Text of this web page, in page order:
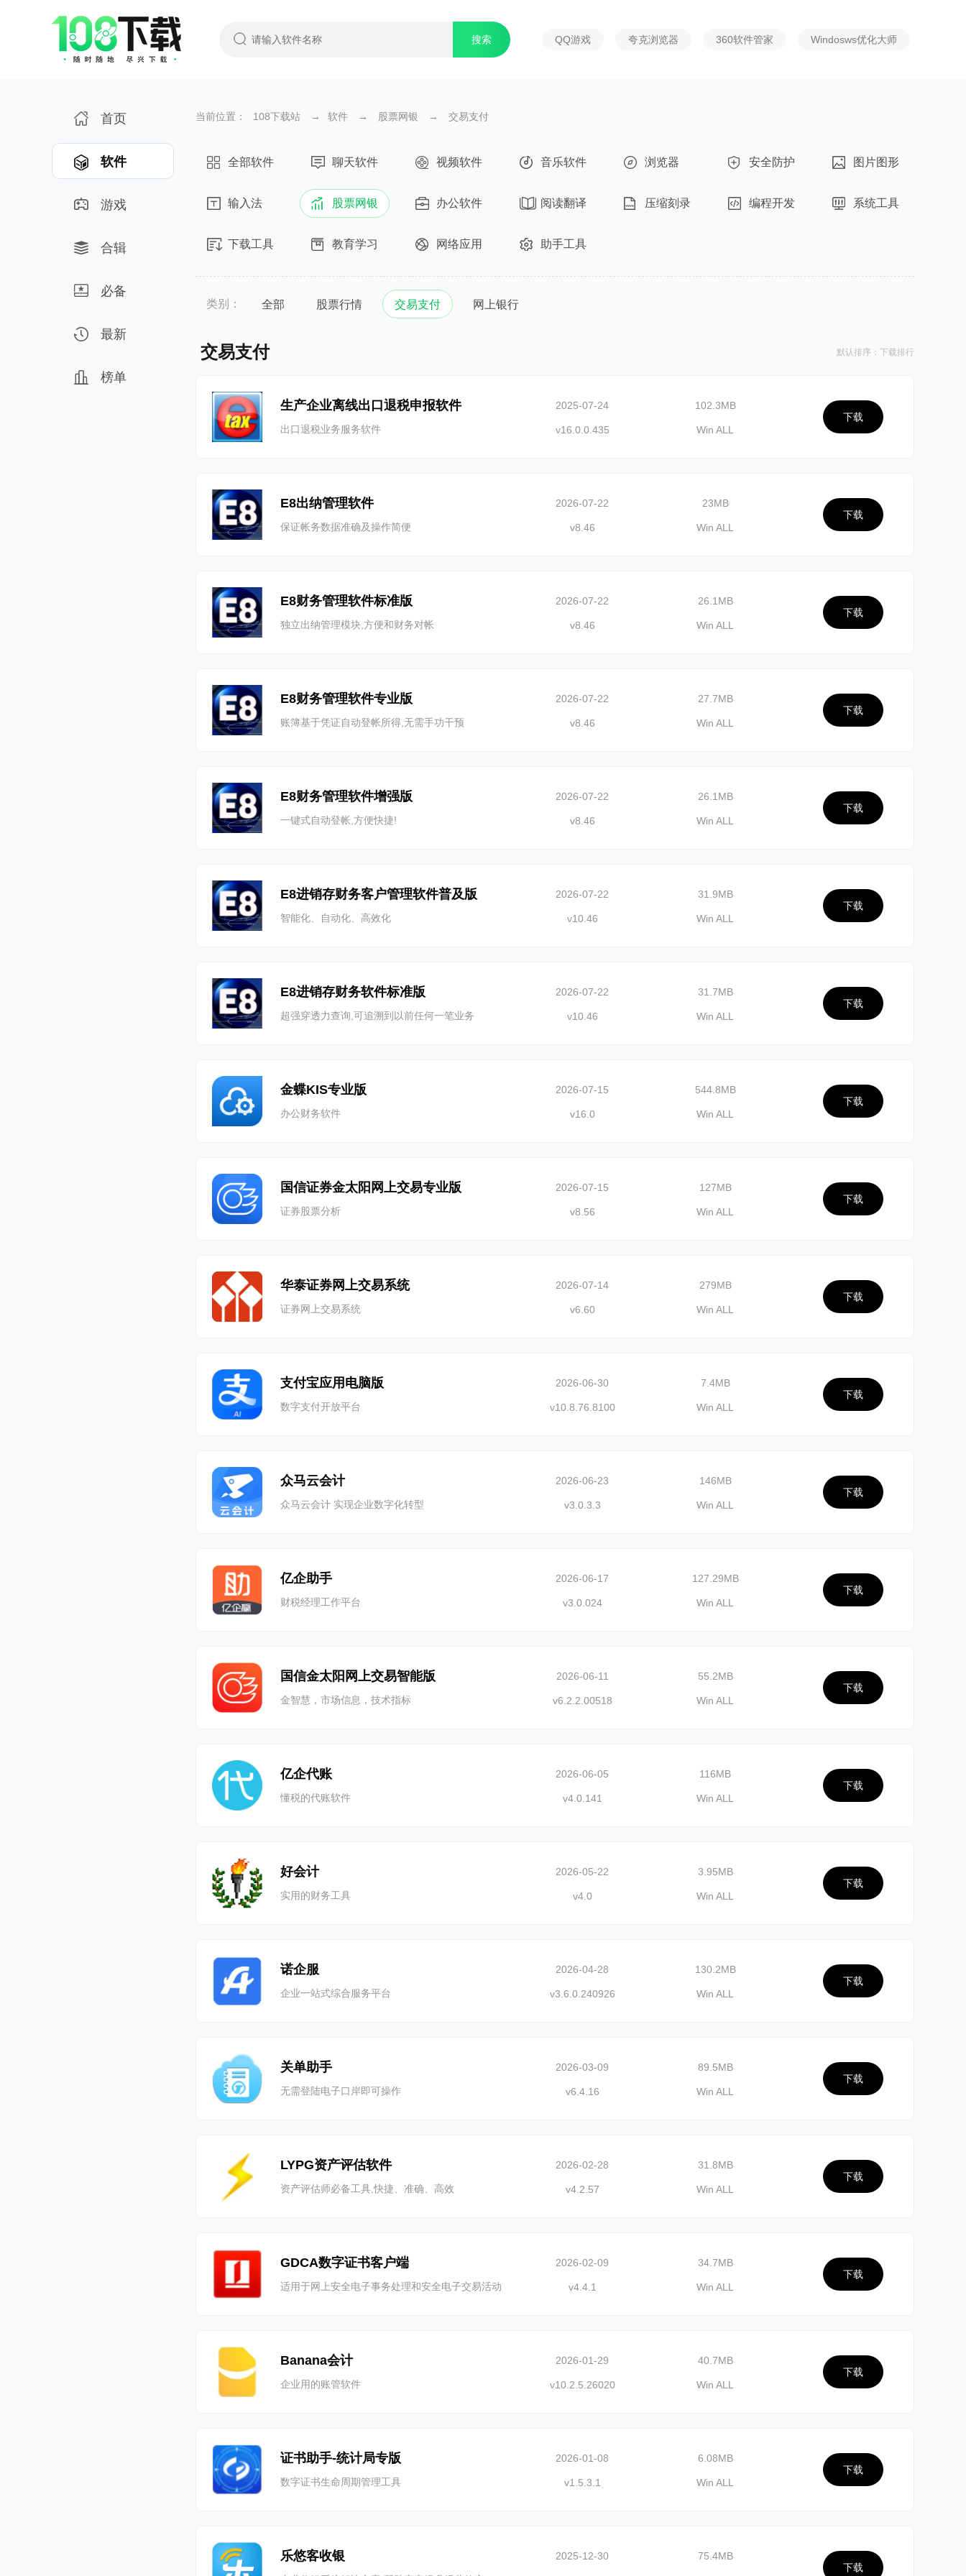
QQ游戏 夸克浏览器 360软件管家 Windosws优化大师
首页
软件
游戏
合辑
必备
最新
榜单
当前位置： 108下载站 → 软件 → 股票网银 → 交易支付
全部软件 聊天软件 视频软件 音乐软件 浏览器 安全防护 图片图形
输入法 股票网银 办公软件 阅读翻译 压缩刻录 编程开发 系统工具
下载工具 教育学习 网络应用 助手工具
类别： 全部 股票行情 交易支付 网上银行
交易支付 默认排序：下载排行
生产企业离线出口退税申报软件
出口退税业务服务软件
2025-07-24
v16.0.0.435
102.3MB
Win ALL
下载
E8出纳管理软件
保证帐务数据准确及操作简便
2026-07-22
v8.46
23MB
Win ALL
下载
E8财务管理软件标准版
独立出纳管理模块,方便和财务对帐
2026-07-22
v8.46
26.1MB
Win ALL
下载
E8财务管理软件专业版
账簿基于凭证自动登帐所得,无需手功干预
2026-07-22
v8.46
27.7MB
Win ALL
下载
E8财务管理软件增强版
一键式自动登帐,方便快捷!
2026-07-22
v8.46
26.1MB
Win ALL
下载
E8进销存财务客户管理软件普及版
智能化、自动化、高效化
2026-07-22
v10.46
31.9MB
Win ALL
下载
E8进销存财务软件标准版
超强穿透力查询,可追溯到以前任何一笔业务
2026-07-22
v10.46
31.7MB
Win ALL
下载
金蝶KIS专业版
办公财务软件
2026-07-15
v16.0
544.8MB
Win ALL
下载
国信证券金太阳网上交易专业版
证券股票分析
2026-07-15
v8.56
127MB
Win ALL
下载
华泰证券网上交易系统
证券网上交易系统
2026-07-14
v6.60
279MB
Win ALL
下载
支付宝应用电脑版
数字支付开放平台
2026-06-30
v10.8.76.8100
7.4MB
Win ALL
下载
众马云会计
众马云会计 实现企业数字化转型
2026-06-23
v3.0.3.3
146MB
Win ALL
下载
亿企助手
财税经理工作平台
2026-06-17
v3.0.024
127.29MB
Win ALL
下载
国信金太阳网上交易智能版
金智慧，市场信息，技术指标
2026-06-11
v6.2.2.00518
55.2MB
Win ALL
下载
亿企代账
懂税的代账软件
2026-06-05
v4.0.141
116MB
Win ALL
下载
好会计
实用的财务工具
2026-05-22
v4.0
3.95MB
Win ALL
下载
诺企服
企业一站式综合服务平台
2026-04-28
v3.6.0.240926
130.2MB
Win ALL
下载
关单助手
无需登陆电子口岸即可操作
2026-03-09
v6.4.16
89.5MB
Win ALL
下载
LYPG资产评估软件
资产评估师必备工具,快捷、准确、高效
2026-02-28
v4.2.57
31.8MB
Win ALL
下载
GDCA数字证书客户端
适用于网上安全电子事务处理和安全电子交易活动
2026-02-09
v4.4.1
34.7MB
Win ALL
下载
Banana会计
企业用的账管软件
2026-01-29
v10.2.5.26020
40.7MB
Win ALL
下载
证书助手-统计局专版
数字证书生命周期管理工具
2026-01-08
v1.5.3.1
6.08MB
Win ALL
下载
乐悠客收银 2025-12-30 75.4MB
下载